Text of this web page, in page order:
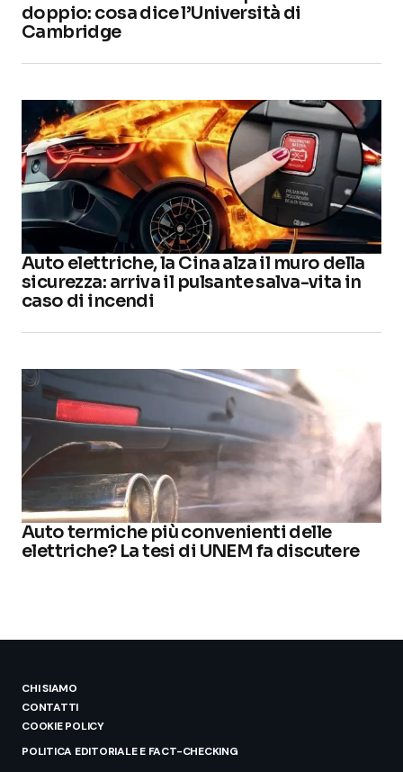
doppio: cosa dice l’Università di
Cambridge
Auto elettriche, la Cina alza il muro della
sicurezza: arriva il pulsante salva-vita in
caso di incendi
Auto termiche più convenienti delle
elettriche? La tesi di UNEM fa discutere
CHI SIAMO
CONTATTI
COOKIE POLICY
POLITICA EDITORIALE E FACT-CHECKING